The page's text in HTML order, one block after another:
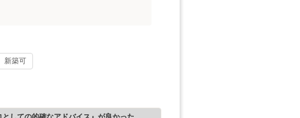
新築可